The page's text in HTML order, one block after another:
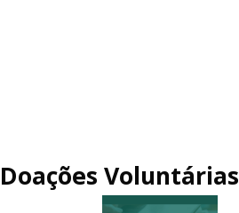
Doações Voluntárias